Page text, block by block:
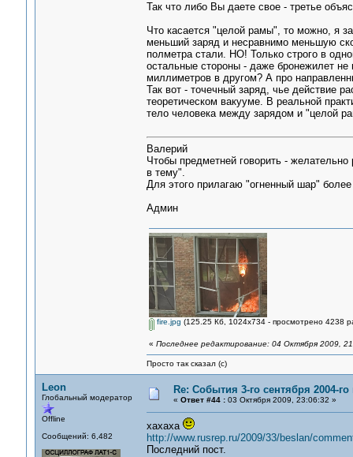
Так что либо Вы даете свое - третье
Что касается "целой рамы", то можно, я
меньший заряд и несравнимо меньшую
полметра стали. НО! Только строго в
остальные стороны - даже бронежилет не
миллиметров в другом? А про
Так вот - точечный заряд, чье действие
теоретическом вакууме. В реальной
тело человека между зарядом и "целой
Валерий
Чтобы предметней говорить -
в тему".
Для этого прилагаю "огненный шар"
Админ
fire.jpg (125.25 Кб, 1024x734 - просмотрено 4238
« Последнее редактирование: 04 Октября 2009,
Просто так сказал (с)
Leon
Глобальный модератор
Offline
Сообщений: 6,482
Re: События 3-го сентября 2004-
« Ответ #44 :03 Октября 2009, 23:06:32 »
хахаха
http://www.rusrep.ru/2009/33/beslan/
Последний пост.